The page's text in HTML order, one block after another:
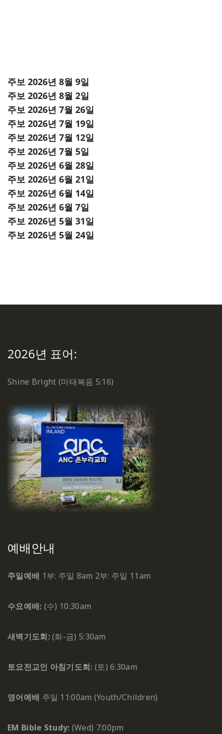
주보 2026년 8월 9일
주보 2026년 8월 2일
주보 2026년 7월 26일
주보 2026년 7월 19일
주보 2026년 7월 12일
주보 2026년 7월 5일
주보 2026년 6월 28일
주보 2026년 6월 21일
주보 2026년 6월 14일
주보 2026년 6월 7일
주보 2026년 5월 31일
주보 2026년 5월 24일
2026년 표어:
Shine Bright (마태복음 5:16)
예배안내
주일예배 1부: 주일 8am 2부: 주일 11am
수요예배: (수) 10:30am
새벽기도회:(화-금) 5:30am
토요전교인 아침기도회: (토) 6:30am
영어예배 주일 11:00am (Youth/Children)
EM Bible Study: (Wed) 7:00pm